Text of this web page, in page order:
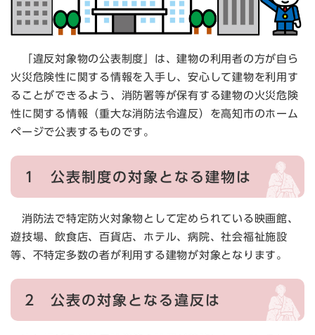
「違反対象物の公表制度」は、建物の利用者の方が自ら
火災危険性に関する情報を入手し、安心して建物を利用す
ることができるよう、消防署等が保有する建物の火災危険
性に関する情報（重大な消防法令違反）を高知市のホーム
ページで公表するものです。
1 公表制度の対象となる建物は
消防法で特定防火対象物として定められている映画館、
遊技場、飲食店、百貨店、ホテル、病院、社会福祉施設
等、不特定多数の者が利用する建物が対象となります。
2 公表の対象となる違反は